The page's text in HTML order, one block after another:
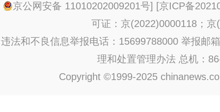
京公网安备 11010202009201号] [京ICP备
可证：京(2022)0000118；京
违法和不良信息举报电话：15699788000 举报邮
理和处置管理办法 总机：
Copyright ©1999-2025